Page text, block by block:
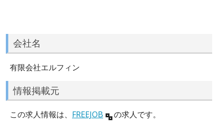
会社名
有限会社エルフィン
情報掲載元
この求人情報は、 FREEJOB の求人です。